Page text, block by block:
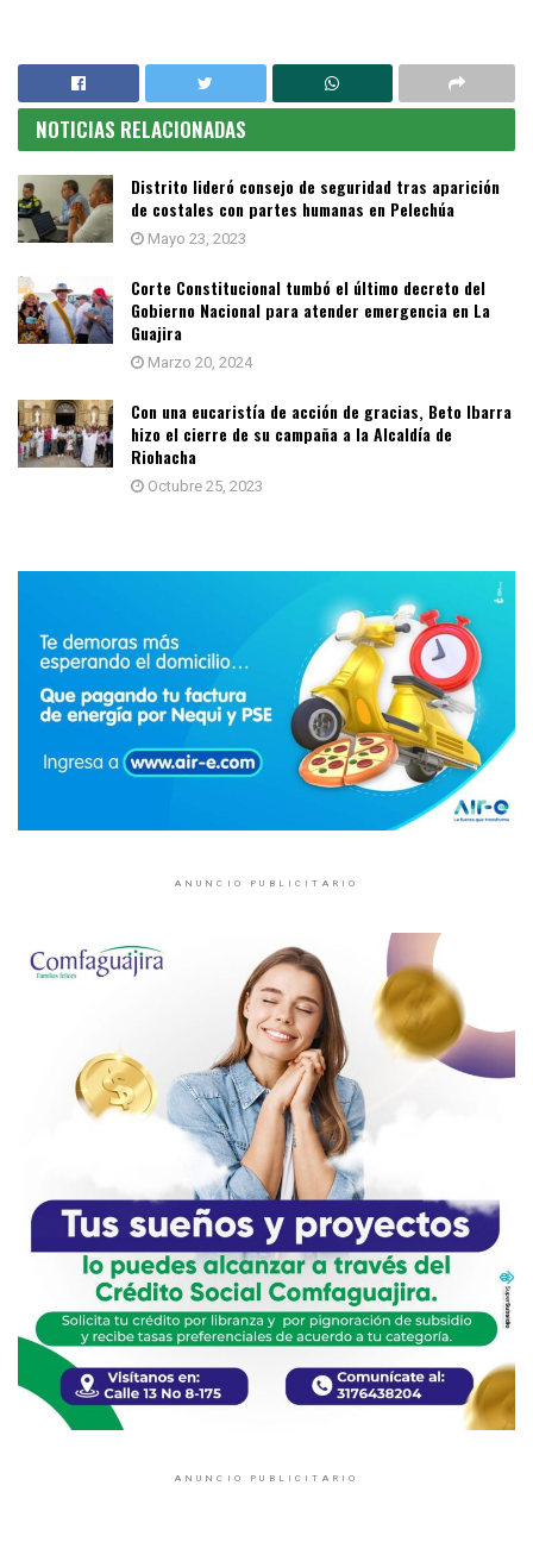
NOTICIAS RELACIONADAS
Distrito lideró consejo de seguridad tras aparición
de costales con partes humanas en Pelechúa
Mayo 23, 2023
Corte Constitucional tumbó el último decreto del
Gobierno Nacional para atender emergencia en La
Guajira
Marzo 20, 2024
Con una eucaristía de acción de gracias, Beto Ibarra
hizo el cierre de su campaña a la Alcaldía de
Riohacha
Octubre 25, 2023
ANUNCIO PUBLICITARIO
ANUNCIO PUBLICITARIO